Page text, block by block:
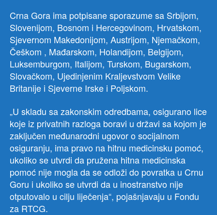
Crna Gora ima potpisane sporazume sa Srbijom,
Slovenijom, Bosnom i Hercegovinom, Hrvatskom,
Sjevernom Makedonijom, Austrijom, Njemačkom,
Češkom , Mađarskom, Holandijom, Belgijom,
Luksemburgom, Italijom, Turskom, Bugarskom,
Slovačkom, Ujedinjenim Kraljevstvom Velike
Britanije i Sjeverne Irske i Poljskom.
„U skladu sa zakonskim odredbama, osigurano lice
koje iz privatnih razloga boravi u državi sa kojom je
zaključen međunarodni ugovor o socijalnom
osiguranju, ima pravo na hitnu medicinsku pomoć,
ukoliko se utvrdi da pružena hitna medicinska
pomoć nije mogla da se odloži do povratka u Crnu
Goru i ukoliko se utvrdi da u inostranstvo nije
otputovalo u cilju liječenja“, pojašnjavaju u Fondu
za RTCG.